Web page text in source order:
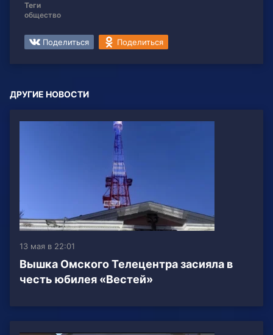
Теги
общество
Поделиться Поделиться
ДРУГИЕ НОВОСТИ
13 мая в 22:01
Вышка Омского Телецентра засияла в
честь юбилея «Вестей»